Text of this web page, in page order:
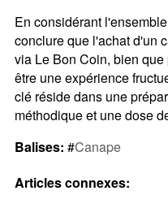
En considérant
conclure que l'achat d'un
via Le Bon Coin, bien
être une expérience
clé réside dans une
méthodique et une dose
Balises: #Canape
Articles connexes: